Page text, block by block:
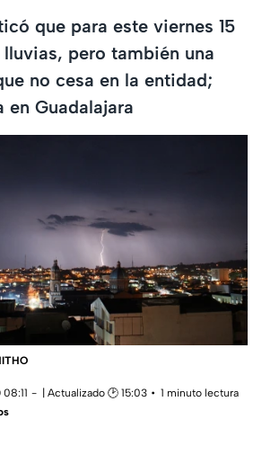
que para este viernes 15
pero también una
no cesa en la entidad;
en Guadalajara
| Actualizado 🕑 15:03
1 minuto lectura